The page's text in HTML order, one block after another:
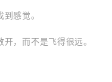
感觉。
，而不是飞得很远。